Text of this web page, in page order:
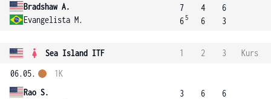
Bradshaw A.
Evangelista M.
7
6 5
4
6
6
3
Sea Island ITF 1 2 3
Kurs
06.05.
Rao S.
1K
3
6
6